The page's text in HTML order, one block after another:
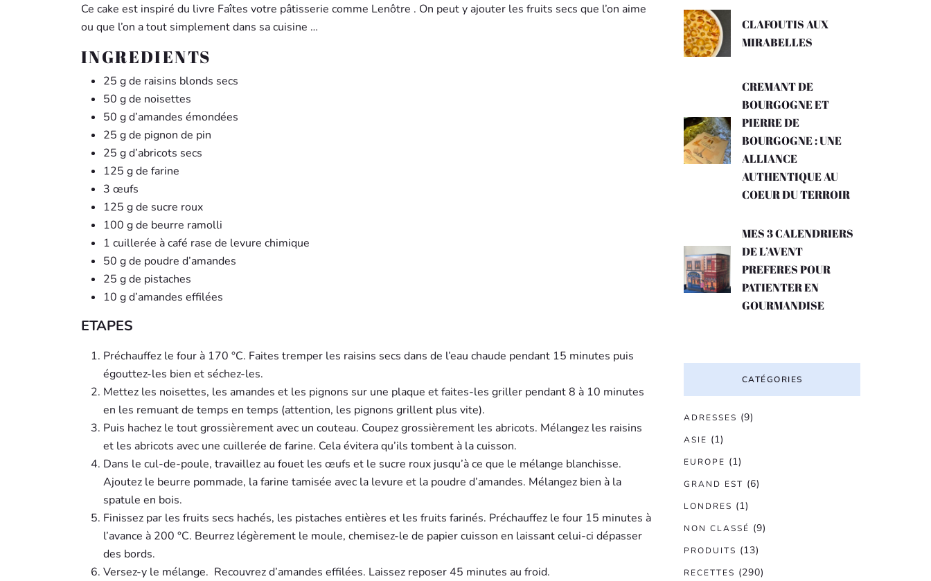
Ce cake est inspiré du livre Faîtes votre pâtisserie comme Lenôtre . On peut y ajouter les fruits secs que l’on aime
ou que l’on a tout simplement dans sacuisine …
INGREDIENTS
25 g de raisins blonds secs
50 g de noisettes
50 g d’amandes émondées
25 g de pignon de pin
25 g d’abricots secs
125 g de farine
3 œufs
125 g de sucre roux
100 g de beurre ramolli
1 cuillerée à café rase de levure chimique
50 g de poudre d’amandes
25 g de pistaches
10 g d’amandes effilées
ETAPES
Préchauffez le four à 170 °C. Faites tremper les raisins secs dans de l’eau chaude pendant 15 minutes puis
égouttez-les bien et séchez-les.
Mettez les noisettes, les amandes et les pignons sur une plaque et faites-les griller pendant 8 à 10 minutes
en les remuant de temps en temps (attention, les pignons grillent plus vite).
Puis hachez le tout grossièrement avec un couteau. Coupez grossièrement les abricots. Mélangez les raisins
et les abricots avec une cuillerée de farine. Cela évitera qu’ils tombent à la cuisson.
Dans le cul-de-poule, travaillez au fouet les œufs et le sucre roux jusqu’à ce que le mélange blanchisse.
Ajoutez le beurre pommade, la farine tamisée avec la levure et la poudre d’amandes. Mélangez bien à la
spatule en bois.
Finissez par les fruits secs hachés, les pistaches entières et les fruits farinés. Préchauffez le four 15 minutes à
l’avance à 200 °C. Beurrez légèrement le moule, chemisez-le de papier cuisson en laissant celui-ci dépasser
des bords.
Versez-y le mélange. Recouvrez d’amandes effilées. Laissez reposer 45 minutes au froid.
CLAFOUTIS AUX
MIRABELLES
CREMANT DE
BOURGOGNE ET
PIERRE DE
BOURGOGNE : UNE
ALLIANCE
AUTHENTIQUE AU
COEUR DU TERROIR
MES 3 CALENDRIERS
DE L’AVENT
PREFERES POUR
PATIENTER EN
GOURMANDISE
CATÉGORIES
ADRESSES (9)
ASIE (1)
EUROPE (1)
GRAND EST (6)
LONDRES (1)
NON CLASSÉ (9)
PRODUITS (13)
RECETTES (290)